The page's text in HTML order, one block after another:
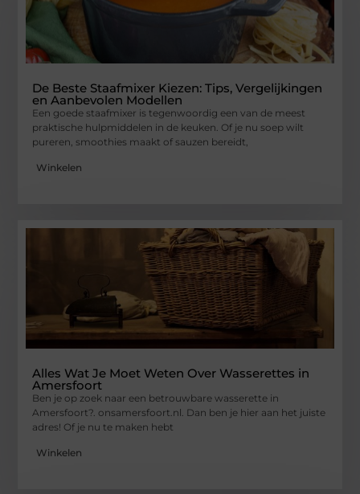
De Beste Staafmixer Kiezen: Tips, Vergelijkingen
en Aanbevolen Modellen
Een goede staafmixer is tegenwoordig een van de meest
praktische hulpmiddelen in de keuken. Of je nu soep wilt
pureren, smoothies maakt of sauzen bereidt,
Winkelen
Alles Wat Je Moet Weten Over Wasserettes in
Amersfoort
Ben je op zoek naar een betrouwbare wasserette in
Amersfoort?. onsamersfoort.nl. Dan ben je hier aan het juiste
adres! Of je nu te maken hebt
Winkelen